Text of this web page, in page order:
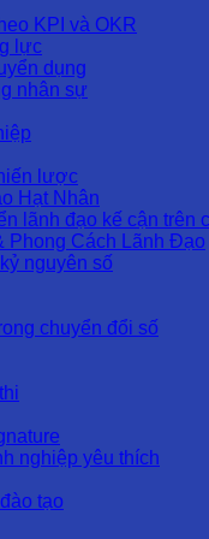
KPI và OKR
lực
dụng
nhân sự
lược
Hạt Nhân
lãnh đạo kế cận trên
Phong Cách Lãnh Đạo
nguyên số
chuyển đổi số
nghiệp yêu thích
tạo